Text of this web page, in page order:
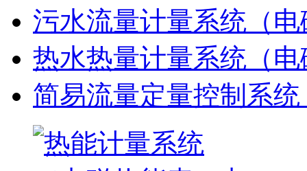
污水流量计量系统（
热水热量计量系统（
简易流量定量控制系